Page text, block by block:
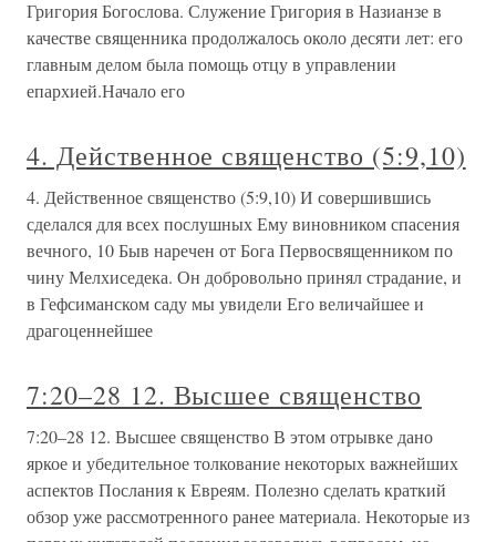
Григория Богослова. Служение Григория в Назианзе в
качестве священника продолжалось около десяти лет: его
главным делом была помощь отцу в управлении
епархией.Начало его
4. Действенное священство (5:9,10)
4. Действенное священство (5:9,10) И совершившись
сделался для всех послушных Ему виновником спасения
вечного, 10 Быв наречен от Бога Первосвященником по
чину Мелхиседека. Он добровольно принял страдание, и
в Гефсиманском саду мы увидели Его величайшее и
драгоценнейшее
7:20–28 12. Высшее священство
7:20–28 12. Высшее священство В этом отрывке дано
яркое и убедительное толкование некоторых важнейших
аспектов Послания к Евреям. Полезно сделать краткий
обзор уже рассмотренного ранее материала. Некоторые из